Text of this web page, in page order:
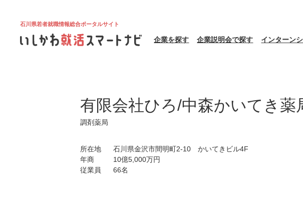
石川県若者就職情報総合ポータルサイト
企業を探す 企業説明会で探す インターン
有限会社ひろ/中森かいてき薬
調剤薬局
所在地
石川県金沢市間明町2-10 かいてきビル4F
年商
10億5,000万円
従業員
66名